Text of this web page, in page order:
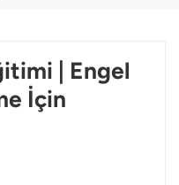
| Engel
İçin